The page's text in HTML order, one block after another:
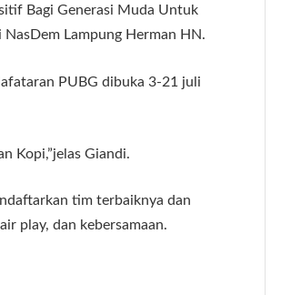
Bagi Generasi Muda Untuk
Lampung Herman HN.
PUBG dibuka 3-21 juli
Kopi,”jelas Giandi.
tim terbaiknya dan
play, dan kebersamaan.